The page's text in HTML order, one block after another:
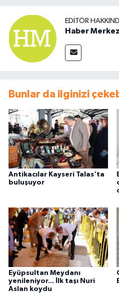
EDITÖR
Haber
Bunlar da ilginizi
Antikacılar Kayseri Talas'ta
buluşuyor
Eyüpsultan Meydanı
yenileniyor... İlk taşı Nuri
Aslan koydu